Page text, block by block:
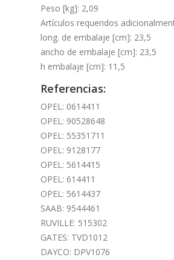
Peso [kg]: 2,09
Artículos requeridos
long. de embalaje [cm]: 23,5
ancho de embalaje [cm]: 23,5
h embalaje [cm]: 11,5
Referencias:
OPEL: 0614411
OPEL: 90528648
OPEL: 55351711
OPEL: 9128177
OPEL: 5614415
OPEL: 614411
OPEL: 5614437
SAAB: 9544461
RUVILLE: 515302
GATES: TVD1012
DAYCO: DPV1076